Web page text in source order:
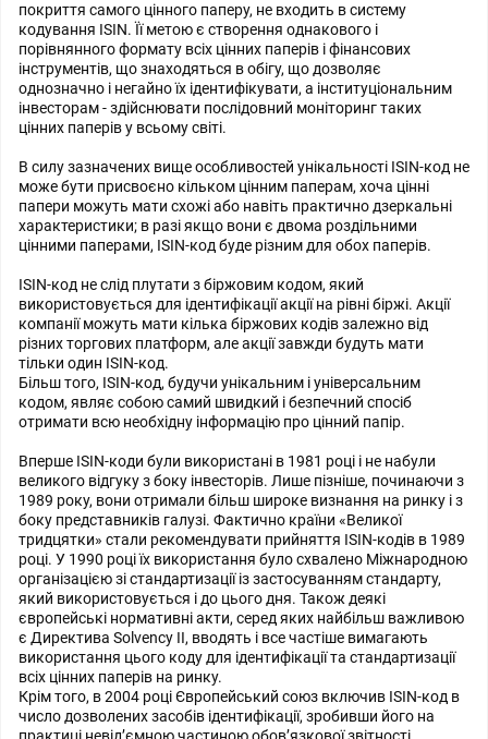
покриття самого цінного паперу, не входить в систему
кодування ISIN. Її метою є створення однакового і
порівнянного формату всіх цінних паперів і фінансових
інструментів, що знаходяться в обігу, що дозволяє
однозначно і негайно їх ідентифікувати, а інституціональним
інвесторам - здійснювати послідовний моніторинг таких
цінних паперів у всьому світі.
В силу зазначених вище особливостей унікальності ISIN-код не
може бути присвоєно кільком цінним паперам, хоча цінні
папери можуть мати схожі або навіть практично дзеркальні
характеристики; в разі якщо вони є двома роздільними
цінними паперами, ISIN-код буде різним для обох паперів.
ISIN-код не слід плутати з біржовим кодом, який
використовується для ідентифікації акції на рівні біржі. Акції
компанії можуть мати кілька біржових кодів залежно від
різних торгових платформ, але акції завжди будуть мати
тільки один ISIN-код.
Більш того, ISIN-код, будучи унікальним і універсальним
кодом, являє собою самий швидкий і безпечний спосіб
отримати всю необхідну інформацію про цінний папір.
Вперше ISIN-коди були використані в 1981 році і не набули
великого відгуку з боку інвесторів. Лише пізніше, починаючи з
1989 року, вони отримали більш широке визнання на ринку і з
боку представників галузі. Фактично країни «Великої
тридцятки» стали рекомендувати прийняття ISIN-кодів в 1989
році. У 1990 році їх використання було схвалено Міжнародною
організацією зі стандартизації із застосуванням стандарту,
який використовується і до цього дня. Також деякі
європейські нормативні акти, серед яких найбільш важливою
є Директива Solvency II, вводять і все частіше вимагають
використання цього коду для ідентифікації та стандартизації
всіх цінних паперів на ринку.
Крім того, в 2004 році Європейський союз включив ISIN-код в
число дозволених засобів ідентифікації, зробивши його на